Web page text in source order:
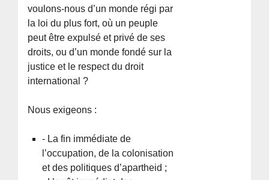
voulons-nous d’un monde régi par
la loi du plus fort, où un peuple
peut être expulsé et privé de ses
droits, ou d’un monde fondé sur la
justice et le respect du droit
international ?
Nous exigeons :
- La fin immédiate de
l’occupation, de la colonisation
et des politiques d’apartheid ;